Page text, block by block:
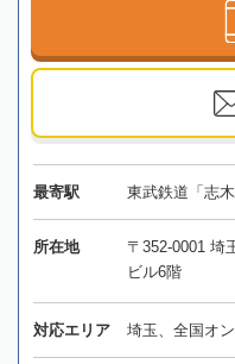
最寄駅 東武鉄道「志
所在地
〒352-0001 埼
ビル6階
対応エリア 埼玉、全国オ